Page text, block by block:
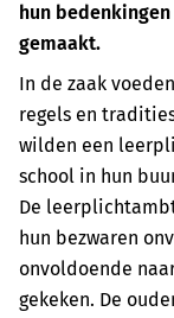
hun
gemaakt.
In de zaak
regels en
wilden een
school in hun
De
hun bezwaren
onvoldoende
gekeken. De